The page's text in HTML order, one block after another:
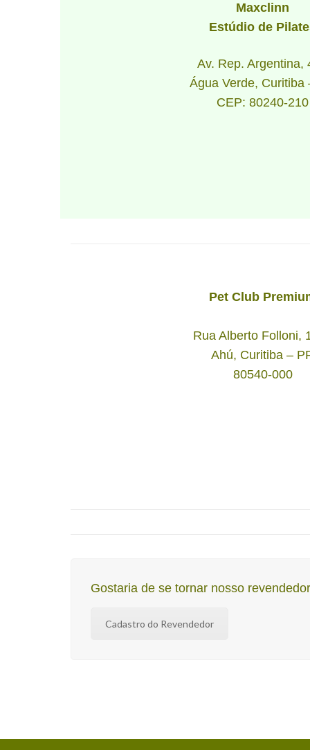
Maxclinn
Estúdio de
Av. Rep. Argentina,
Água Verde, Curitiba
CEP: 80240-210
Pet Club
Rua Alberto Folloni,
Ahú, Curitiba –
80540-000
Gostaria de se tornar nosso
Cadastro do Revendedor